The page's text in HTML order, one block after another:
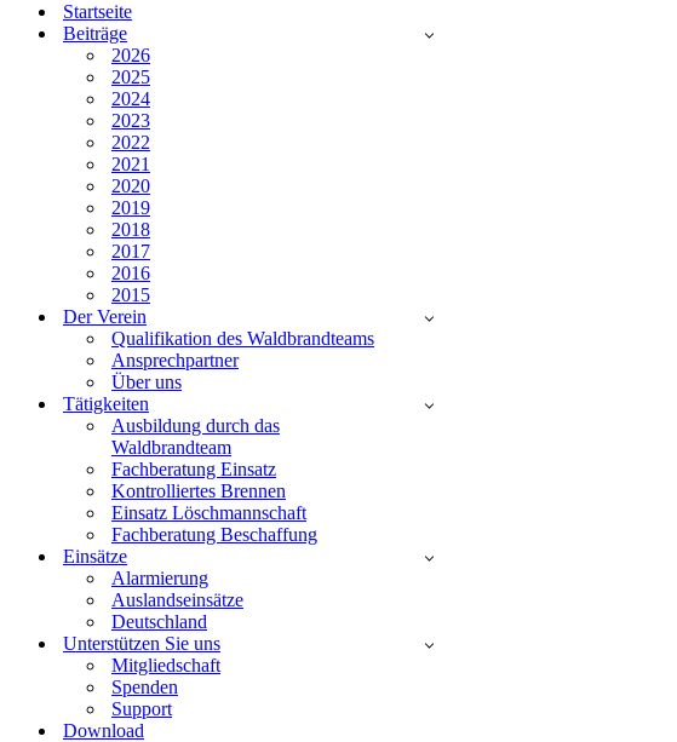
Startseite
Beiträge
2026
2025
2024
2023
2022
2021
2020
2019
2018
2017
2016
2015
Der Verein
Qualifikation des Waldbrandteams
Ansprechpartner
Über uns
Tätigkeiten
Ausbildung durch das
Waldbrandteam
Fachberatung Einsatz
Kontrolliertes Brennen
Einsatz Löschmannschaft
Fachberatung Beschaffung
Einsätze
Alarmierung
Auslandseinsätze
Deutschland
Unterstützen Sie uns
Mitgliedschaft
Spenden
Support
Download